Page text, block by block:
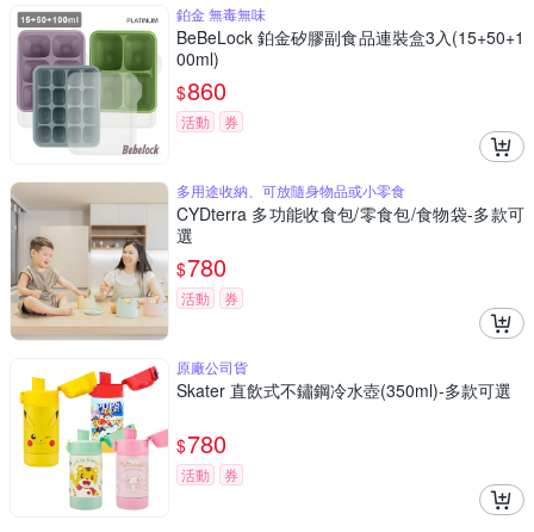
鉑金 無毒無味
BeBeLock 鉑金矽膠副食品連裝盒3入(15+50+1
00ml)
$860
活動 券
多用途收納、可放隨身物品或小零食
CYDterra 多功能收食包/零食包/食物袋-多款可
選
$780
活動 券
原廠公司貨
Skater 直飲式不鏽鋼冷水壺(350ml)-多款可選
$780
活動 券